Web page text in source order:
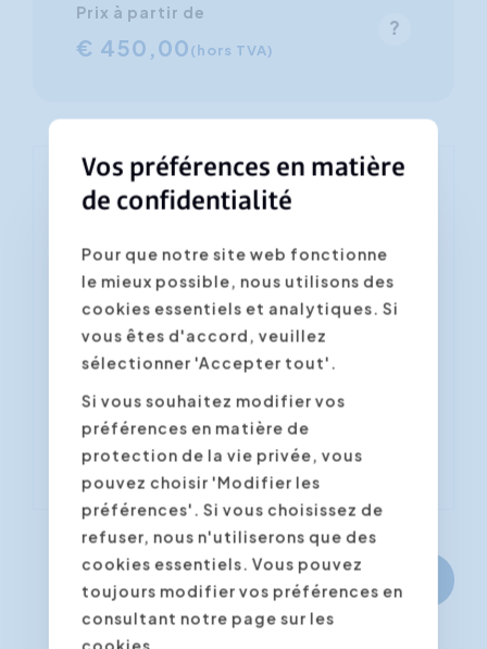
Prix à partir de
€ 450,00(hors TVA)
Vous vous inscrivez à la
financiers"
Les champs marqués d'un astérisque *
sont obligatoires
Confirmer la date/lieu souhaité(e) *
Vos préférences en matière
de confidentialité
Pour que notre site web fonctionne
le mieux possible, nous utilisons des
cookies essentiels et analytiques. Si
vous êtes d'accord, veuillez
sélectionner 'Accepter tout'.
Si vous souhaitez modifier vos
préférences en matière de
protection de la vie privée, vous
pouvez choisir 'Modifier les
préférences'. Si vous choisissez de
refuser, nous n'utiliserons que des
cookies essentiels. Vous pouvez
toujours modifier vos préférences en
consultant notre page sur les